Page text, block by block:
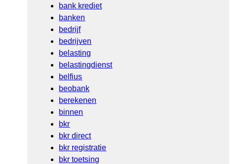
bank krediet
banken
bedrijf
bedrijven
belasting
belastingdienst
belfius
beobank
berekenen
binnen
bkr
bkr direct
bkr registratie
bkr toetsing